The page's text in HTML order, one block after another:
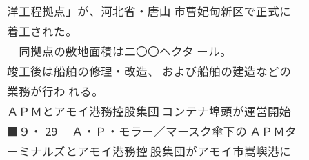
洋工程拠点」が、河北省・唐山 市曹妃甸新区で正式に
着工された。
同拠点の敷地面積は二〇〇ヘクタ ール。
竣工後は船舶の修理・改造、 および船舶の建造などの
業務が行わ れる。
ＡＰＭとアモイ港務控股集団 コンテナ埠頭が運営開始
■９・ 29 Ａ・Ｐ・モラー／マースク傘下の ＡＰＭタ
ーミナルズとアモイ港務控 股集団がアモイ市嵩嶼港に